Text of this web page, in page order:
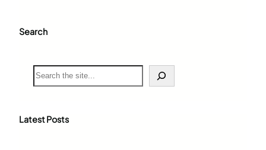
Search
S
e
c
Latest Posts